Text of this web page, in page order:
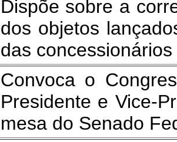
Dispõe sobre a
dos objetos
das
Convoca o
Presidente e Vice-
mesa do Senado